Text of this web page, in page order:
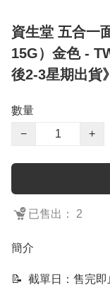
資生堂 五合一
15G）金色 -
後2-3星期出貨》
數量
−
+
已售出： 2
簡介
📝  截單日：售完即